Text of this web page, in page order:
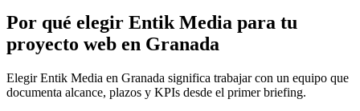
Por qué elegir Entik Media para tu
proyecto web en Granada
Elegir Entik Media en Granada significa trabajar con un equipo que
documenta alcance, plazos y KPIs desde el primer briefing.